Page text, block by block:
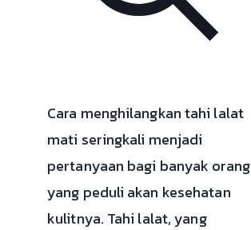
Cara menghilangkan tahi lalat
mati seringkali menjadi
pertanyaan bagi banyak orang
yang peduli akan kesehatan
kulitnya. Tahi lalat, yang